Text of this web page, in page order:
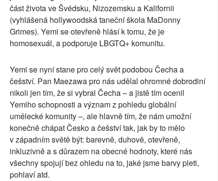
část života ve Švédsku, Nizozemsku a Kalifornii
(vyhlášená hollywoodská taneční škola MaDonny
Grimes). Yemi se otevřeně hlásí k tomu, že je
homosexuál, a podporuje LBGTQ+ komunitu.
Yemi se nyní stane pro celý svět podobou Čecha a
češství. Pan Maezawa pro nás udělal ohromné dobrodiní
nikoli jen tím, že si vybral Čecha – a jistě tím ocenil
Yemiho schopnosti a význam z pohledu globální
umělecké komunity –, ale hlavně tím, že nám umožní
konečně chápat Česko a češství tak, jak by to mělo
v západním světě být: barevně, duhově, otevřeně,
inkluzivně a s důrazem na obecné hodnoty, které nás
všechny spojují bez ohledu na to, jaké jsme barvy pleti,
pohlaví atd.